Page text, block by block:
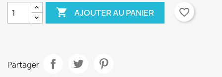
 AJOUTER AU PANIER favorite_border
Partager